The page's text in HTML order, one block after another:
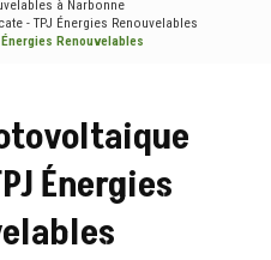
à Narbonne
- TPJ Énergies Renouvelables
Renouvelables
Énergies